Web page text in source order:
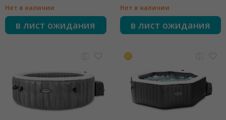
Нет в наличии
в лист ожидания
Нет в наличии
в лист ожидания